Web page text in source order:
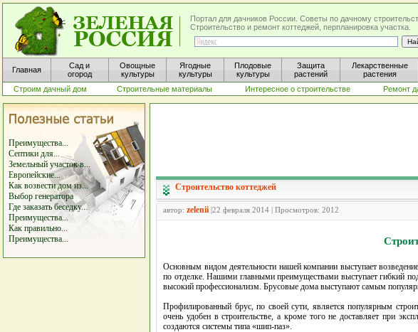
Портал для дачников России. Советы по дачному
Строительство и ремонт коттеджей, перпланировка участка.
Главная
Сад и
огород
Овощные
культуры
Ягодные
культуры
Плодовые
культуры
Защита
растений
Лекарственные
растения
Строим дачный дом
Строительные материалы Интересное о строительстве Ремонт
Преимущества...
Септики для...
Земельный участок в...
Европейские...
Как возвести дом из...
Выбор генератора
Где заказать беседку...
Преимущества...
Как правильно...
Преимущества...
Строительство коттеджей
автор: zelenii |22 февраля 2014 | Просмотров: 2012
Основным видом деятельности нашей компании выступает
по отделке. Нашими главными преимуществами выступает гибкий
высокий профессионализм. Брусовые дома выступают самым
Профилированный брус, по своей сути, является популярным
очень удобен в строительстве, а кроме того не доставляет при
создаются системы типа «шип-паз».